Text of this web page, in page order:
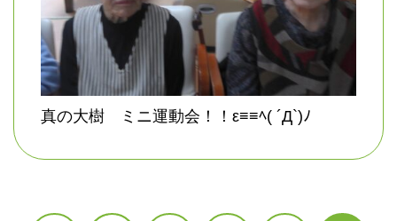
真の大樹 ミニ運動会！！ε≡≡ﾍ( ´Д`)ﾉ